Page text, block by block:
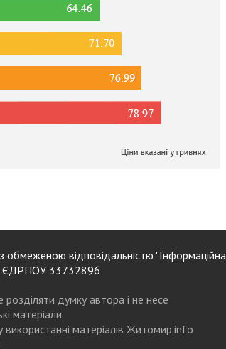
обмеженою відповідальністю "Інформаційна
ЄДРПОУ 33732896
розділяти думку автора і не несе
матеріали.
матеріалів Житомир.info